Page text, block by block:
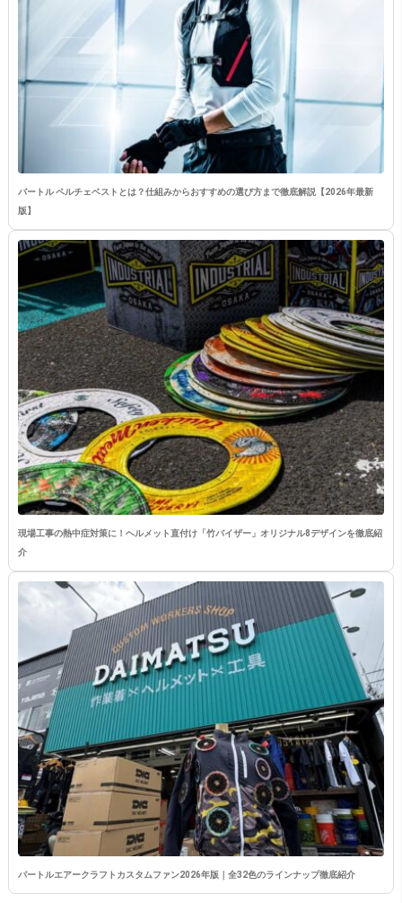
バートル ペルチェベストとは？仕組みからおすすめの選び方まで徹底解説【2026年最新
版】
現場工事の熱中症対策に！ヘルメット直付け「竹バイザー」オリジナル8デザインを徹底紹
介
バートルエアークラフトカスタムファン2026年版｜全32色のラインナップ徹底紹介